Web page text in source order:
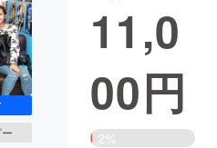
ェット ゲーム・
書籍・雑誌
チャレンジ
11,0
00円
2%